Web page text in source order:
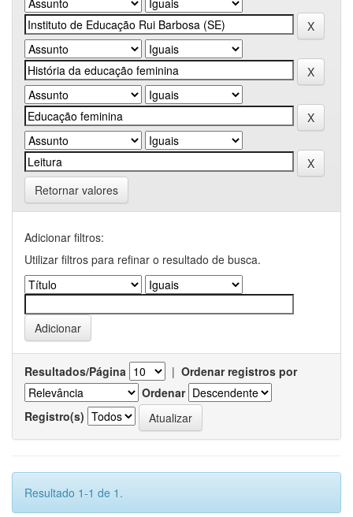
Retornar valores
Adicionar filtros:
Utilizar filtros para refinar o resultado de busca.
Resultados/Página | Ordenar registros por
Ordenar
Registro(s)
Resultado 1-1 de 1.